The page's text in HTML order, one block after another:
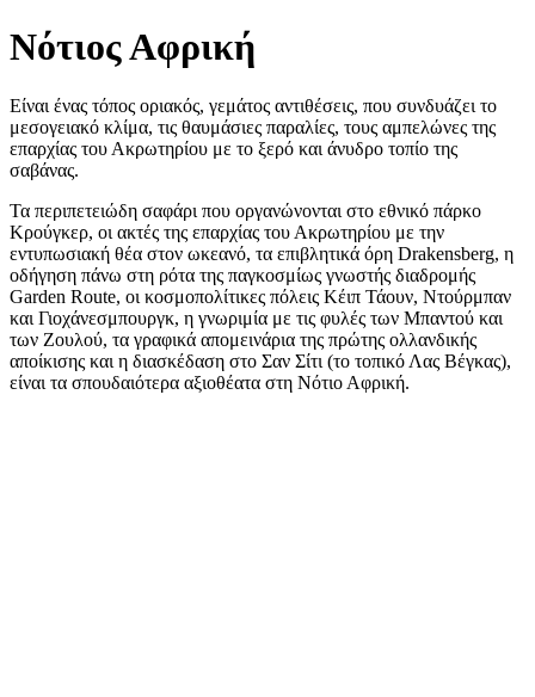
Νότιος Αφρική
Είναι ένας τόπος οριακός, γεμάτος αντιθέσεις, που συνδυάζει το
μεσογειακό κλίμα, τις θαυμάσιες παραλίες, τους αμπελώνες της
επαρχίας του Ακρωτηρίου με το ξερό και άνυδρο τοπίο της
σαβάνας.
Τα περιπετειώδη σαφάρι που οργανώνονται στο εθνικό πάρκο
Κρούγκερ, οι ακτές της επαρχίας του Ακρωτηρίου με την
εντυπωσιακή θέα στον ωκεανό, τα επιβλητικά όρη Drakensberg, η
οδήγηση πάνω στη ρότα της παγκοσμίως γνωστής διαδρομής
Garden Route, οι κοσμοπολίτικες πόλεις Κέιπ Τάουν, Ντούρμπαν
και Γιοχάνεσμπουργκ, η γνωριμία με τις φυλές των Μπαντού και
των Ζουλού, τα γραφικά απομεινάρια της πρώτης ολλανδικής
αποίκισης και η διασκέδαση στο Σαν Σίτι (το τοπικό Λας Βέγκας),
είναι τα σπουδαιότερα αξιοθέατα στη Νότιο Αφρική.